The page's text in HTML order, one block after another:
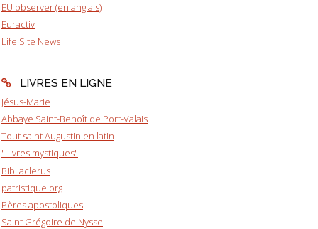
EU observer (en anglais)
Euractiv
Life Site News
LIVRES EN LIGNE
Jésus-Marie
Abbaye Saint-Benoît de Port-Valais
Tout saint Augustin en latin
"Livres mystiques"
Bibliaclerus
patristique.org
Pères apostoliques
Saint Grégoire de Nysse